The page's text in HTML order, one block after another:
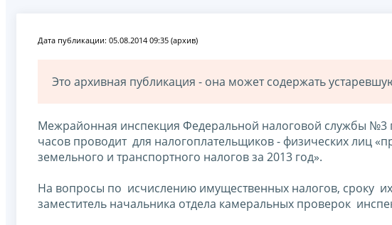
Дата публикации: 05.08.2014 09:35 (архив)
Это архивная публикация - она может содержать
Межрайонная инспекция Федеральной налоговой службы №3
часов проводит для налогоплательщиков - физических лиц
земельного и транспортного налогов за 2013 год».
На вопросы по исчислению имущественных налогов, сроку
заместитель начальника отдела камеральных проверок